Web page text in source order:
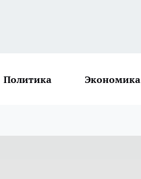
Политика Экономика